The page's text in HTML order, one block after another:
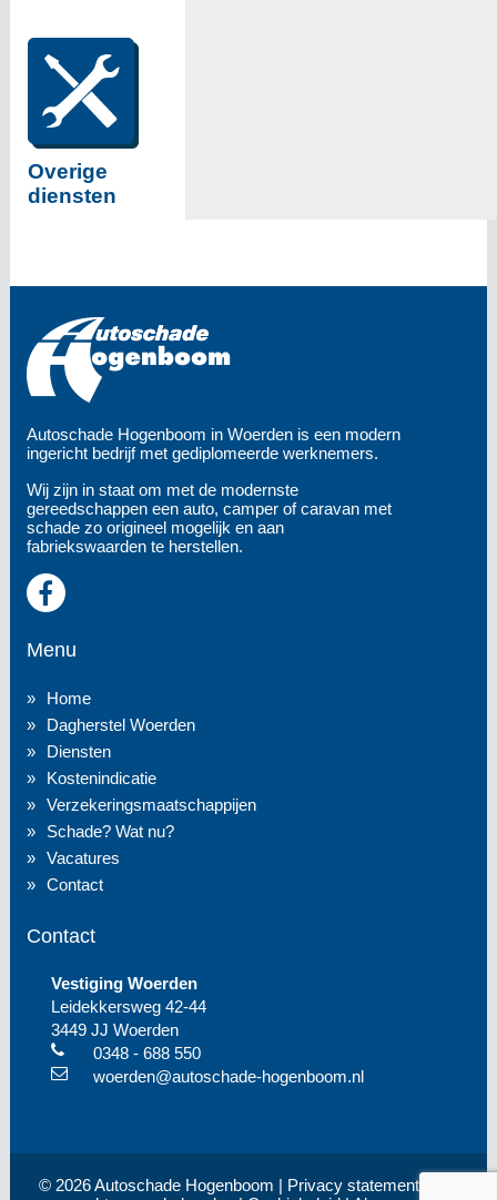
Overige
diensten
Autoschade Hogenboom in Woerden is een modern
ingericht bedrijf met gediplomeerde werknemers.
Wij zijn in staat om met de modernste
gereedschappen een auto, camper of caravan met
schade zo origineel mogelijk en aan
fabriekswaarden te herstellen.
Menu
Home
Dagherstel Woerden
Diensten
Kostenindicatie
Verzekeringsmaatschappijen
Schade? Wat nu?
Vacatures
Contact
Contact
Vestiging Woerden
Leidekkersweg 42-44
3449 JJ Woerden
0348 - 688 550
woerden@autoschade-hogenboom.nl
© 2026 Autoschade Hogenboom | Privacy statement